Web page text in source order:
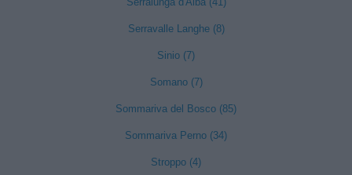
Serravalle Langhe (8)
Sinio (7)
Somano (7)
Sommariva del Bosco (85)
Sommariva Perno (34)
Stroppo (4)